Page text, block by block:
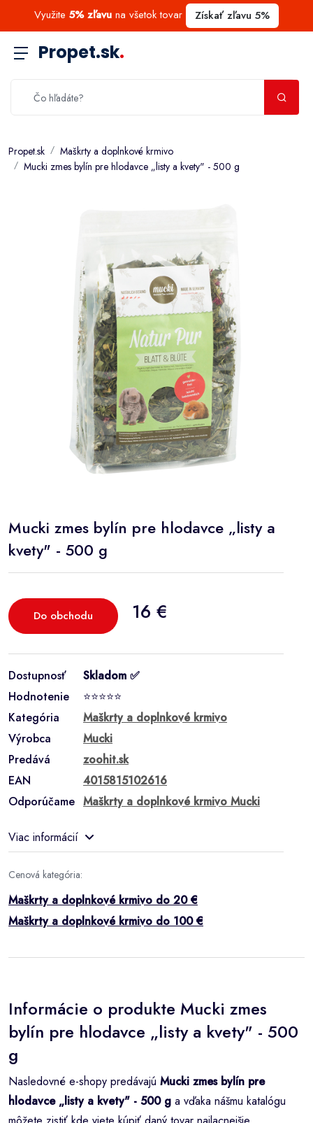
Využite 5% zľavu na všetok tovar Získať zľavu 5%
Propet.sk.
Propet.sk
Maškrty a doplnkové krmivo
Mucki zmes bylín pre hlodavce „listy a kvety" - 500 g
Mucki zmes bylín pre hlodavce „listy a
kvety" - 500 g
Do obchodu 16 €
Dostupnosť
Skladom ✅
Hodnotenie
⭐⭐⭐⭐⭐
Kategória
Maškrty a doplnkové krmivo
Výrobca
Mucki
Predává
zoohit.sk
EAN
4015815102616
Odporúčame Maškrty a doplnkové krmivo Mucki
Viac informácií
Cenová kategória:
Maškrty a doplnkové krmivo do 20 €
Maškrty a doplnkové krmivo do 100 €
Informácie o produkte Mucki zmes
bylín pre hlodavce „listy a kvety" - 500
g
Nasledovné e-shopy predávajú Mucki zmes bylín pre
hlodavce „listy a kvety" - 500 g a vďaka nášmu katalógu